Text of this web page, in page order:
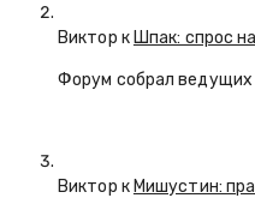
Виктор кШпак: спрос
Форум собрал ведущих
Виктор кМишустин: